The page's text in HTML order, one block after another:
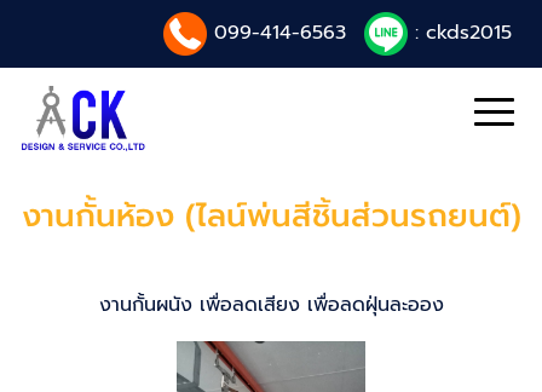
099-414-6563 : ckds2015
งานกั้นห้อง (ไลน์พ่นสีชิ้นส่วนรถยนต์)
งานกั้นผนัง เพื่อลดเสียง เพื่อลดฝุ่นละออง